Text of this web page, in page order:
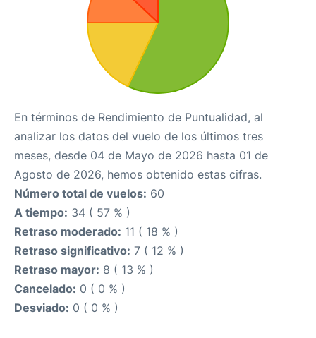
En términos de Rendimiento de Puntualidad, al
analizar los datos del vuelo de los últimos tres
meses, desde 04 de Mayo de 2026 hasta 01 de
Agosto de 2026, hemos obtenido estas cifras.
Número total de vuelos: 60
A tiempo: 34 ( 57 % )
Retraso moderado: 11 ( 18 % )
Retraso significativo: 7 ( 12 % )
Retraso mayor: 8 ( 13 % )
Cancelado: 0 ( 0 % )
Desviado: 0 ( 0 % )